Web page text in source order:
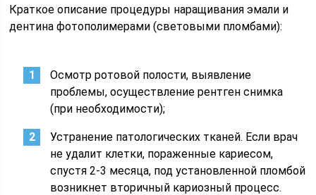
Краткое описание процедуры наращивания эмали и
дентина фотополимерами (световыми пломбами):
Осмотр ротовой полости, выявление
проблемы, осуществление рентген снимка
(при необходимости);
Устранение патологических тканей. Если врач
не удалит клетки, пораженные кариесом,
спустя 2-3 месяца, под установленной пломбой
возникнет вторичный кариозный процесс.